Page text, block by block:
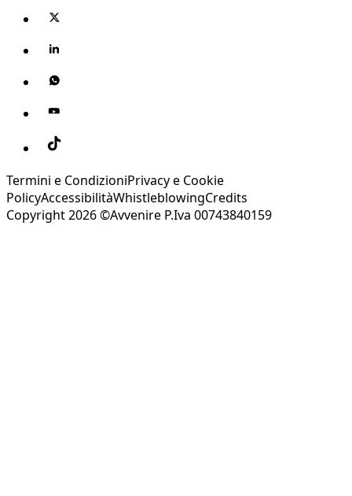
Termini e CondizioniPrivacy e Cookie
PolicyAccessibilitàWhistleblowingCredits
Copyright 2026 ©Avvenire P.Iva 00743840159